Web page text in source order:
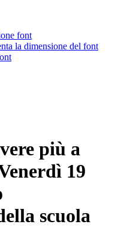
font
la dimensione del font
più a
19
scuola